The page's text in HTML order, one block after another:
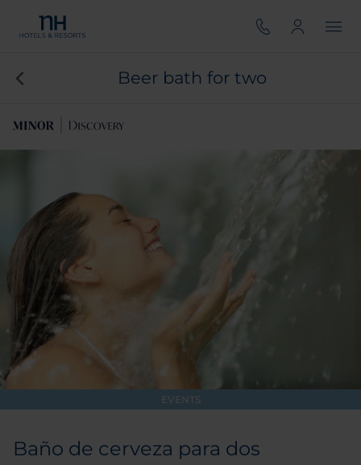
Beer bath for two
EVENTS
Baño de cerveza para dos